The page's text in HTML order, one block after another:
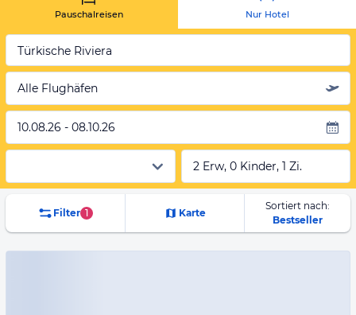
Pauschalreisen Nur Hotel
Türkische Riviera
Alle Flughäfen
10.08.26 - 08.10.26
2 Erw, 0 Kinder, 1 Zi.
Filter 1 Karte
Sortiert nach:
Bestseller